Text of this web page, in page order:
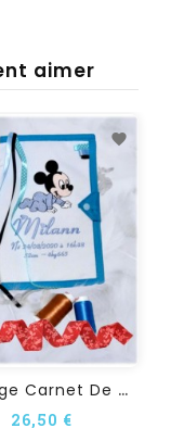
aimer
P
Rotège Carnet De Santé...
26,50 €